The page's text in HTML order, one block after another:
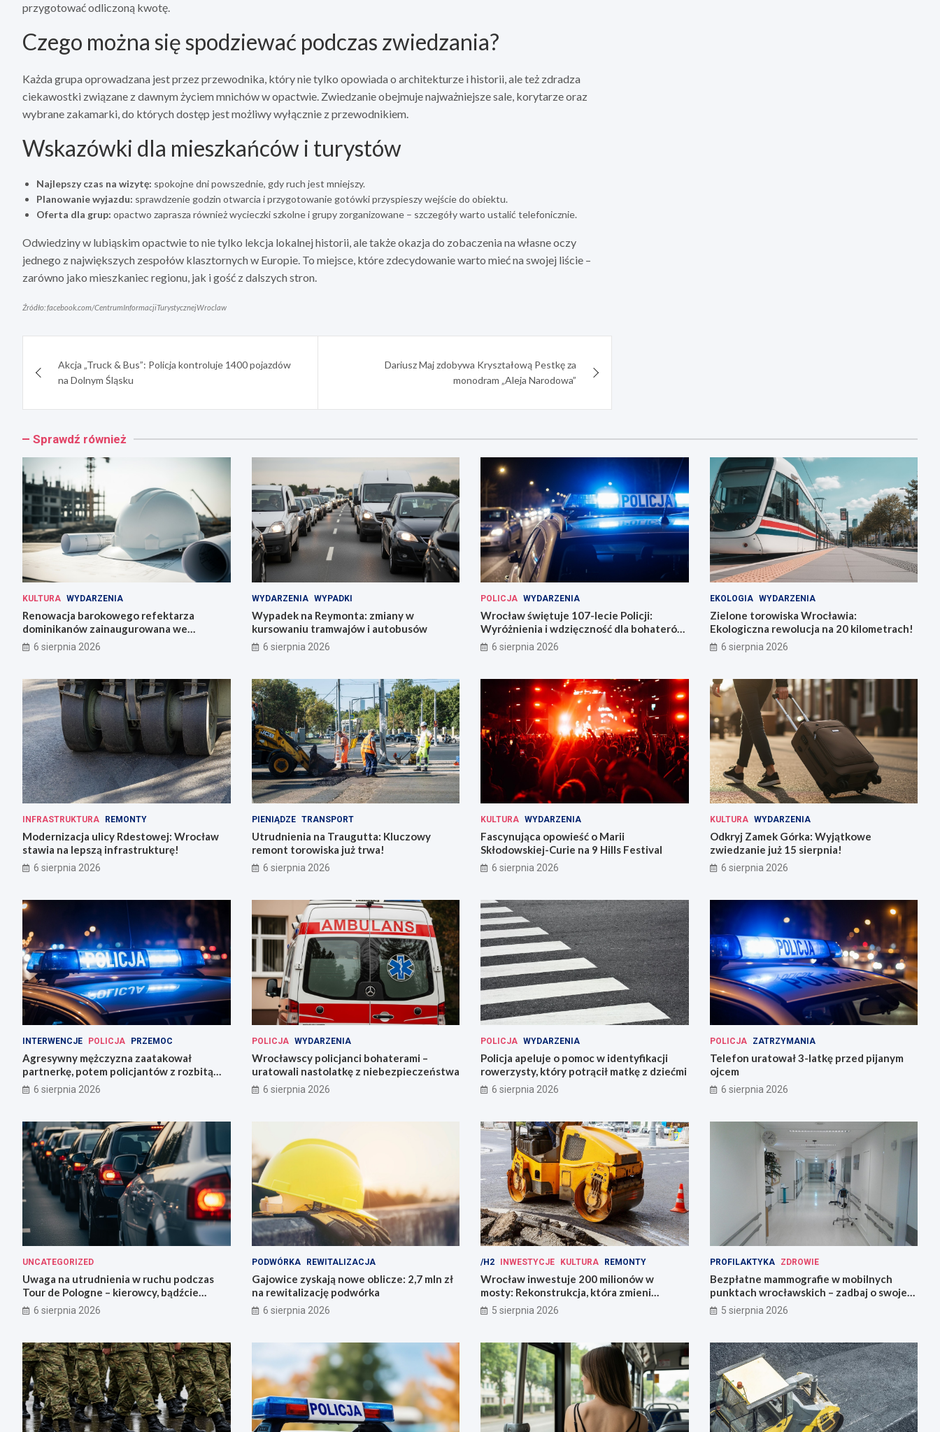
przygotować odliczoną kwotę.
Czego można się spodziewać podczas zwiedzania?
Każda grupa oprowadzana jest przez przewodnika, który nie tylko opowiada o architekturze i historii, ale też zdradza
ciekawostki związane z dawnym życiem mnichów w opactwie. Zwiedzanie obejmuje najważniejsze sale, korytarze oraz
wybrane zakamarki, do których dostęp jest możliwy wyłącznie z przewodnikiem.
Wskazówki dla mieszkańców i turystów
Najlepszy czas na wizytę: spokojne dni powszednie, gdy ruch jest mniejszy.
Planowanie wyjazdu: sprawdzenie godzin otwarcia i przygotowanie gotówki przyspieszy wejście do obiektu.
Oferta dla grup: opactwo zaprasza również wycieczki szkolne i grupy zorganizowane – szczegóły warto ustalić telefonicznie.
Odwiedziny w lubiąskim opactwie to nie tylko lekcja lokalnej historii, ale także okazja do zobaczenia na własne oczy
jednego z największych zespołów klasztornych w Europie. To miejsce, które zdecydowanie warto mieć na swojej liście –
zarówno jako mieszkaniec regionu, jak i gość z dalszych stron.
Źródło: facebook.com/CentrumInformacjiTurystycznejWroclaw
wpisuAkcja „Truck & Bus”: Policja kontroluje 1400 pojazdów
na Dolnym Śląsku
Dariusz Maj zdobywa Kryształową Pestkę za
monodram „Aleja Narodowa”
Sprawdź również
KULTURA WYDARZENIA
Renowacja barokowego refektarza
dominikanów zainaugurowana we
Wrocławiu
6 sierpnia 2026
WYDARZENIA WYPADKI
Wypadek na Reymonta: zmiany w
kursowaniu tramwajów i autobusów
6 sierpnia 2026
POLICJA WYDARZENIA
Wrocław świętuje 107-lecie Policji:
Wyróżnienia i wdzięczność dla bohaterów
codzienności
6 sierpnia 2026
EKOLOGIA WYDARZENIA
Zielone torowiska Wrocławia:
Ekologiczna rewolucja na 20 kilometrach!
6 sierpnia 2026
INFRASTRUKTURA REMONTY
Modernizacja ulicy Rdestowej: Wrocław
stawia na lepszą infrastrukturę!
6 sierpnia 2026
PIENIĄDZE TRANSPORT
Utrudnienia na Traugutta: Kluczowy
remont torowiska już trwa!
6 sierpnia 2026
KULTURA WYDARZENIA
Fascynująca opowieść o Marii
Skłodowskiej-Curie na 9 Hills Festival
6 sierpnia 2026
KULTURA WYDARZENIA
Odkryj Zamek Górka: Wyjątkowe
zwiedzanie już 15 sierpnia!
6 sierpnia 2026
INTERWENCJE POLICJA PRZEMOC
Agresywny mężczyzna zaatakował
partnerkę, potem policjantów z rozbitą
butelką
6 sierpnia 2026
POLICJA WYDARZENIA
Wrocławscy policjanci bohaterami –
uratowali nastolatkę z niebezpieczeństwa
6 sierpnia 2026
POLICJA WYDARZENIA
Policja apeluje o pomoc w identyfikacji
rowerzysty, który potrącił matkę z dziećmi
6 sierpnia 2026
POLICJA ZATRZYMANIA
Telefon uratował 3-latkę przed pijanym
ojcem
6 sierpnia 2026
UNCATEGORIZED
Uwaga na utrudnienia w ruchu podczas
Tour de Pologne – kierowcy, bądźcie
przygotowani!
6 sierpnia 2026
PODWÓRKA REWITALIZACJA
Gajowice zyskają nowe oblicze: 2,7 mln zł
na rewitalizację podwórka
6 sierpnia 2026
/H2 INWESTYCJE KULTURA REMONTY
Wrocław inwestuje 200 milionów w
mosty: Rekonstrukcja, która zmieni
miasto!
5 sierpnia 2026
PROFILAKTYKA ZDROWIE
Bezpłatne mammografie w mobilnych
punktach wrocławskich – zadbaj o swoje
zdrowie!
5 sierpnia 2026